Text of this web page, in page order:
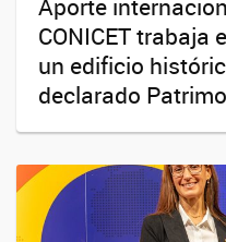
Aporte
CONICET trabaja
un edificio
declarado